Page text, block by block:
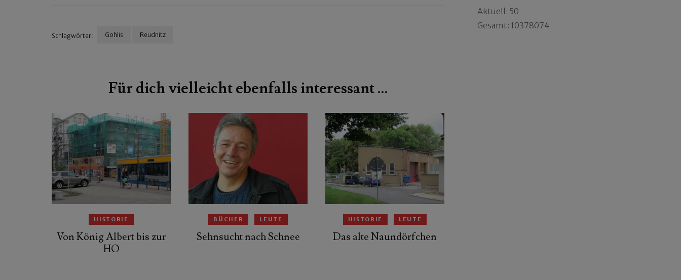
Schlagwörter: Gohlis Reudnitz
Für dich vielleicht ebenfalls interessant …
HISTORIE
Von König Albert bis zur
HO
BÜCHER LEUTE
Sehnsucht nach Schnee
HISTORIE LEUTE
Das alte Naundörfchen
Aktuell: 50
Gesamt: 10378074